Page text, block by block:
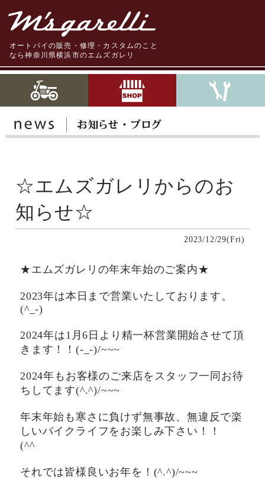
オートバイの販売・修理・カスタムのこと
なら神奈川県横浜市のエムズガレリ
☆エムズガレリからのお
知らせ☆
2023/12/29(Fri)
★エムズガレリの年末年始のご案内★
2023年は本日まで営業いたしております。
(^_-)
2024年は1月6日より精一杯営業開始させて頂
きます！！(-_-)/~~~
2024年もお客様のご来店をスタッフ一同お待
ちしてます(^.^)/~~~
年末年始も寒さに負けず無事故、無違反で楽
しいバイクライフをお楽しみ下さい！！
(^^ゞ
それでは皆様良いお年を！(^.^)/~~~